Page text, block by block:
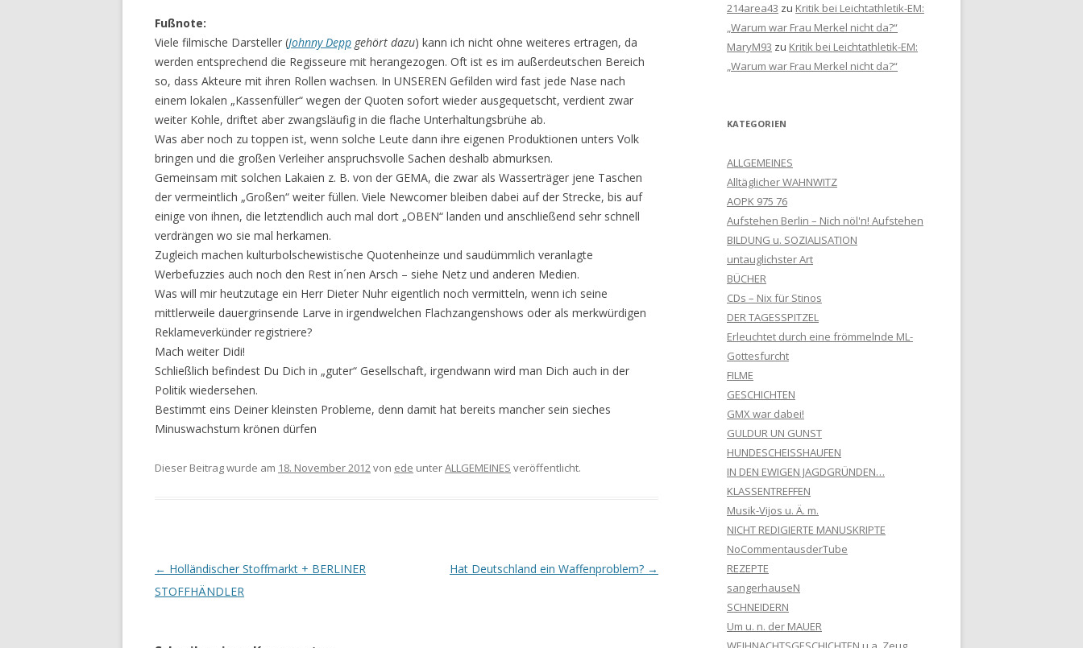
Fußnote:
Viele filmische Darsteller (Johnny Depp gehört dazu) kann ich nicht ohne weiteres ertragen, da
werden entsprechend die Regisseure mit herangezogen. Oft ist es im außerdeutschen Bereich
so, dass Akteure mit ihren Rollen wachsen. In UNSEREN Gefilden wird fast jede Nase nach
einem lokalen „Kassenfüller“ wegen der Quoten sofort wieder ausgequetscht, verdient zwar
weiter Kohle, driftet aber zwangsläufig in die flache Unterhaltungsbrühe ab.
Was aber noch zu toppen ist, wenn solche Leute dann ihre eigenen Produktionen unters Volk
bringen und die großen Verleiher anspruchsvolle Sachen deshalb abmurksen.
Gemeinsam mit solchen Lakaien z. B. von der GEMA, die zwar als Wasserträger jene Taschen
der vermeintlich „Großen“ weiter füllen. Viele Newcomer bleiben dabei auf der Strecke, bis auf
einige von ihnen, die letztendlich auch mal dort „OBEN“ landen und anschließend sehr schnell
verdrängen wo sie mal herkamen.
Zugleich machen kulturbolschewistische Quotenheinze und saudümmlich veranlagte
Werbefuzzies auch noch den Rest in´nen Arsch – siehe Netz und anderen Medien.
Was will mir heutzutage ein Herr Dieter Nuhr eigentlich noch vermitteln, wenn ich seine
mittlerweile dauergrinsende Larve in irgendwelchen Flachzangenshows oder als merkwürdigen
Reklameverkünder registriere?
Mach weiter Didi!
Schließlich befindest Du Dich in „guter“ Gesellschaft, irgendwann wird man Dich auch in der
Politik wiedersehen.
Bestimmt eins Deiner kleinsten Probleme, denn damit hat bereits mancher sein sieches
Minuswachstum krönen dürfen
Dieser Beitrag wurde am 18. November 2012von ede unterALLGEMEINES veröffentlicht.
Beitrags-
Navigation
← Holländischer Stoffmarkt + BERLINER
STOFFHÄNDLER
Hat Deutschland ein Waffenproblem? →
214area43 zu Kritik bei Leichtathletik-EM:
„Warum war Frau Merkel nicht da?“
MaryM93 zu Kritik bei Leichtathletik-EM:
„Warum war Frau Merkel nicht da?“
KATEGORIEN
ALLGEMEINES
Alltäglicher WAHNWITZ
AOPK 975 76
Aufstehen Berlin – Nich nöl'n! Aufstehen
BILDUNG u. SOZIALISATION
untauglichster Art
BÜCHER
CDs – Nix für Stinos
DER TAGESSPITZEL
Erleuchtet durch eine frömmelnde ML-
Gottesfurcht
FILME
GESCHICHTEN
GMX war dabei!
GULDUR UN GUNST
HUNDESCHEISSHAUFEN
IN DEN EWIGEN JAGDGRÜNDEN…
KLASSENTREFFEN
Musik-Vijos u. Ä. m.
NICHT REDIGIERTE MANUSKRIPTE
NoCommentausderTube
REZEPTE
sangerhauseN
SCHNEIDERN
Um u. n. der MAUER